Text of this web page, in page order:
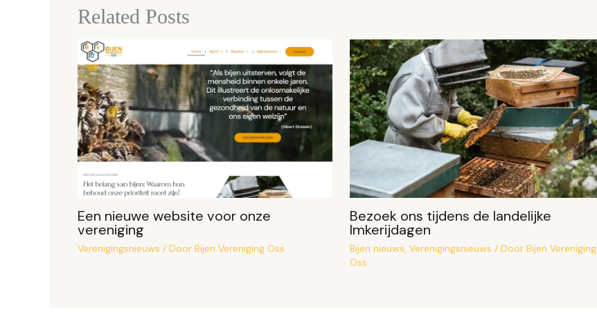
Related Posts
Een nieuwe website voor onze
vereniging
Verenigingsnieuws / Door Bijen Vereniging Oss
Bezoek ons tijdens de landelijke
Imkerijdagen
Bijen nieuws, Verenigingsnieuws / Door Bijen Vereniging
Oss